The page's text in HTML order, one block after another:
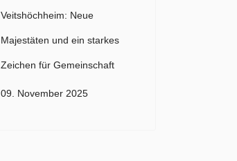
Veitshöchheim: Neue
Majestäten und ein starkes
Zeichen für Gemeinschaft
09. November 2025